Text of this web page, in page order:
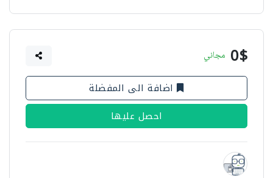
0$ مجاني
اضافة الى المفضلة
احصل عليها